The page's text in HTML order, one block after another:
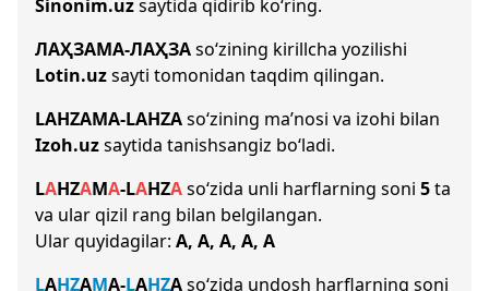
Sinonim.uzsaytida qidirib ko‘ring.
ЛАҲЗАМА-ЛАҲЗАso‘zining kirillcha yozilishi
Lotin.uzsayti tomonidan taqdim qilingan.
LAHZAMA-LAHZAso‘zining ma’nosi va izohi bilan
Izoh.uzsaytida tanishsangiz bo‘ladi.
LAHZAMA-LAHZAso‘zida unli harflarning soni 5ta
va ular qizil rang bilan belgilangan.
Ular quyidagilar: A, A, A, A, A
LAHZAMA-LAHZAso‘zida undosh harflarning soni